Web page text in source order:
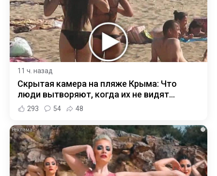
11 ч. назад
Скрытая камера на пляже Крыма: Что
люди вытворяют, когда их не видят...
293 54 48
i